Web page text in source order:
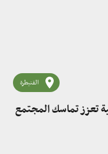
القنيطرة
تعزز تماسك المجتمع